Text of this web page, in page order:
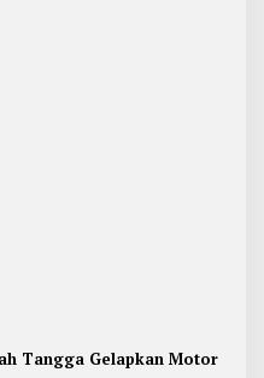
Tangga Gelapkan Motor